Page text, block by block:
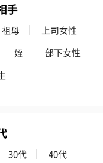
ル：イ
ショートイン
手
祖母
上司女性
姪
部下女性
30代
40代